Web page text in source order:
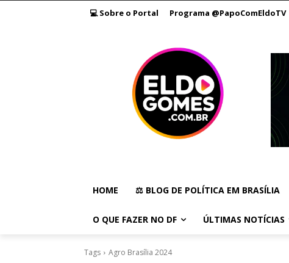
💻 Sobre o Portal Programa @PapoComEldoTV
HOME ⚖️ BLOG DE POLÍTICA EM BRASÍLIA
O QUE FAZER NO DF ÚLTIMAS NOTÍCIAS
Tags Agro Brasília 2024